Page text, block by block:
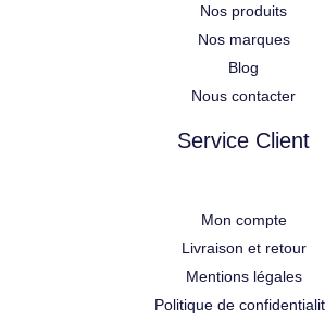
Nos produits
Nos marques
Blog
Nous contacter
Service Client
Mon compte
Livraison et retour
Mentions légales
Politique de